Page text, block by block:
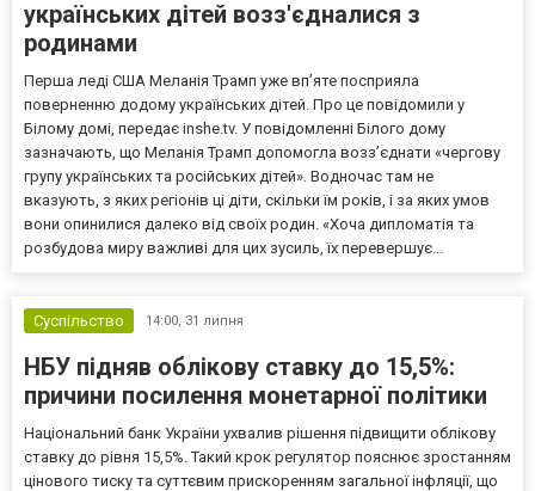
українських дітей возз'єдналися з
родинами
Перша леді США Меланія Трамп уже впʼяте посприяла
поверненню додому українських дітей. Про це повідомили у
Білому домі, передає inshe.tv. У повідомленні Білого дому
зазначають, що Меланія Трамп допомогла возз’єднати «чергову
групу українських та російських дітей». Водночас там не
вказують, з яких регіонів ці діти, скільки їм років, і за яких умов
вони опинилися далеко від своїх родин. «Хоча дипломатія та
розбудова миру важливі для цих зусиль, їх перевершує...
Суспільство 14:00, 31 липня
НБУ підняв облікову ставку до 15,5%:
причини посилення монетарної політики
Національний банк України ухвалив рішення підвищити облікову
ставку до рівня 15,5%. Такий крок регулятор пояснює зростанням
цінового тиску та суттєвим прискоренням загальної інфляції, що